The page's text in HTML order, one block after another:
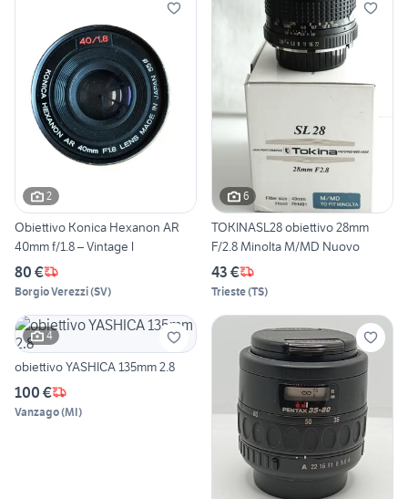
2
Obiettivo Konica Hexanon AR
40mm f/1.8 – Vintage l
80 €
Borgio Verezzi(SV)
6
TOKINASL28 obiettivo 28mm
F/2.8 Minolta M/MD Nuovo
43 €
Trieste(TS)
4
obiettivo YASHICA 135mm 2.8
100 €
Vanzago(MI)